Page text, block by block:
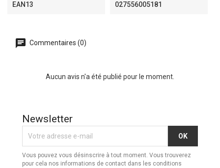
EAN13 027556005181
Commentaires (0)
Aucun avis n'a été publié pour le moment.
Newsletter
Vous pouvez vous désinscrire à tout moment. Vous trouverez
pour cela nos informations de contact dans les conditions